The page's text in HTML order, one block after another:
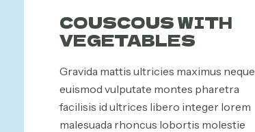
COUSCOUS WITH
VEGETABLES
Gravida mattis ultricies maximus neque
euismod vulputate montes pharetra
facilisis id ultrices libero integer lorem
malesuada rhoncus lobortis molestie